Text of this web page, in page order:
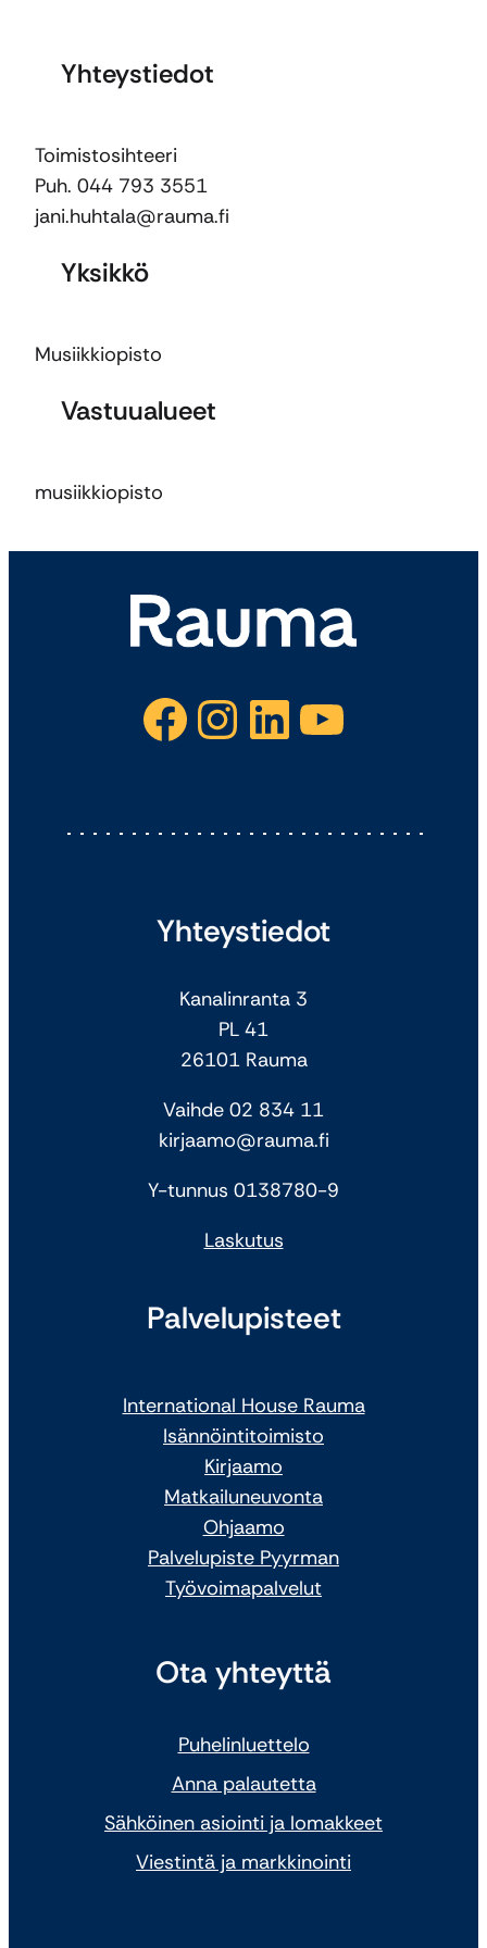
Yhteystiedot
Toimistosihteeri
Puh. 044 793 3551
jani.huhtala@rauma.fi
Yksikkö
Musiikkiopisto
Vastuualueet
musiikkiopisto
Facebook Instagram LinkedIn YouTube
Yhteystiedot
Kanalinranta 3
PL 41
26101 Rauma
Vaihde 02 834 11
kirjaamo@rauma.fi
Y-tunnus 0138780-9
Laskutus
Palvelupisteet
International House Rauma
Isännöintitoimisto
Kirjaamo
Matkailuneuvonta
Ohjaamo
Palvelupiste Pyyrman
Työvoimapalvelut
Ota yhteyttä
Puhelinluettelo
Anna palautetta
Sähköinen asiointi ja lomakkeet
Viestintä ja markkinointi